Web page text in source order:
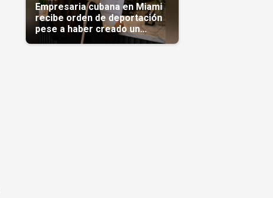
Empresaria cubana en Miami
recibe orden de deportación
pese a haber creado un